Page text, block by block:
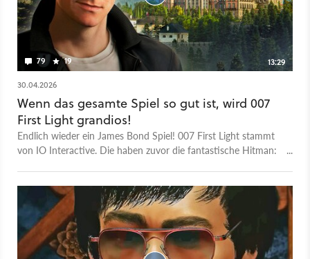
79 19
13:29
30.04.2026
Wenn das gesamte Spiel so gut ist, wird 007
First Light grandios!
Endlich wieder ein James Bond Spiel! 007 First Light stammt
von IO Interactive. Die haben zuvor die fantastische Hitman:
Bond Spiel machen zu dürfen. Doch Bond fordert gutes
Gunplay, eine packende Story und natürlich schnelle Autos. All
das sind aber eher Schwächen der Hitman-Reihe. Hat sich IO
also vielleicht doch zu viel vorgenommen? Ich war für euch in
London auf einem Anspiel-Event um genau das